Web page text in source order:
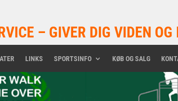
– GIVER DIG VIDEN
LINKS SPORTSINFO KØB OG SALG